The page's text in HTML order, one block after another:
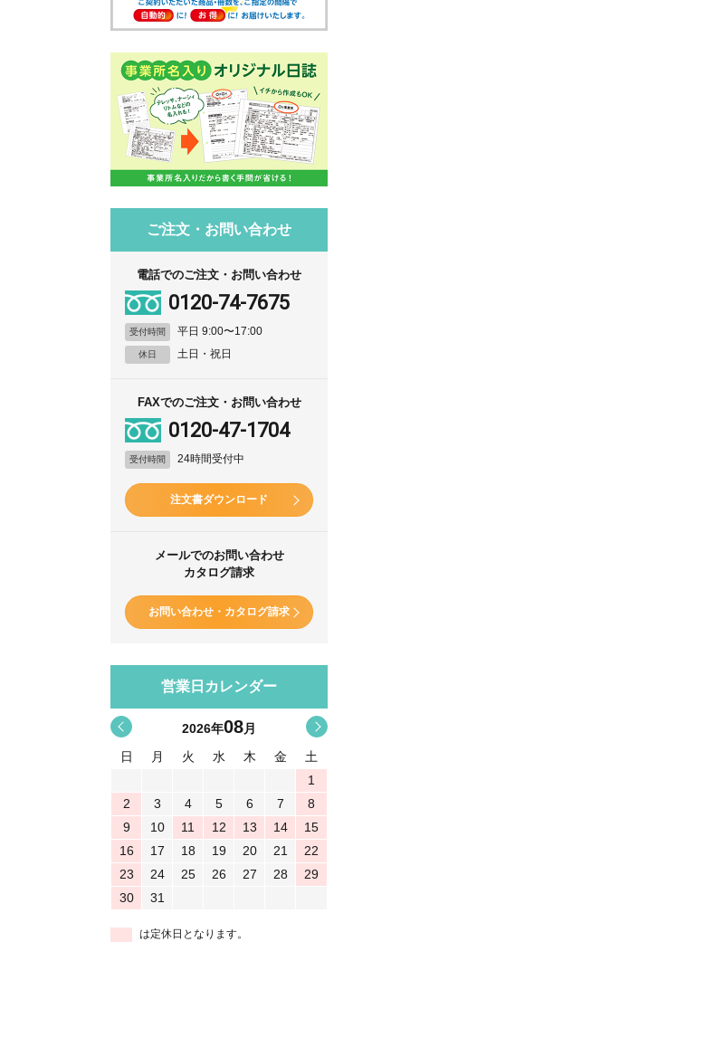
ご注文・お問い合わせ
電話でのご注文・お問い合わせ
0120-74-7675
受付時間 平日 9:00〜17:00
休日 土日・祝日
FAXでのご注文・お問い合わせ
0120-47-1704
受付時間 24時間受付中
注文書ダウンロード
メールでのお問い合わせ
カタログ請求
お問い合わせ・カタログ請求
営業日カレンダー
< 2026年08月
日
月 火 水 木 金
土
1
2
3 4 5 6 7
8
9
10 11 12 13 14
15
16
17 18 19 20 21
22
23
24 25 26 27 28
29
30
31
は定休日となります。